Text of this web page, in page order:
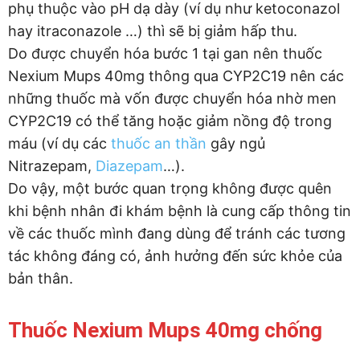
phụ thuộc vào pH dạ dày (ví dụ như ketoconazol
hay itraconazole …) thì sẽ bị giảm hấp thu.
Do được chuyển hóa bước 1 tại gan nên thuốc
Nexium Mups 40mg thông qua CYP2C19 nên các
những thuốc mà vốn được chuyển hóa nhờ men
CYP2C19 có thể tăng hoặc giảm nồng độ trong
máu (ví dụ các thuốc an thần gây ngủ
Nitrazepam, Diazepam…).
Do vậy, một bước quan trọng không được quên
khi bệnh nhân đi khám bệnh là cung cấp thông tin
về các thuốc mình đang dùng để tránh các tương
tác không đáng có, ảnh hưởng đến sức khỏe của
bản thân.
Thuốc Nexium Mups 40mg chống